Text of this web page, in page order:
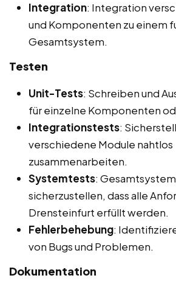
Integration: Integration
und Komponenten zu einem
Gesamtsystem.
Testen
Unit-Tests: Schreiben und
für einzelne Komponenten
Integrationstests:
verschiedene Module nahtlos
zusammenarbeiten.
Systemtests:
sicherzustellen, dass alle
Drensteinfurt erfüllt werden.
Fehlerbehebung:
von Bugs und Problemen.
Dokumentation